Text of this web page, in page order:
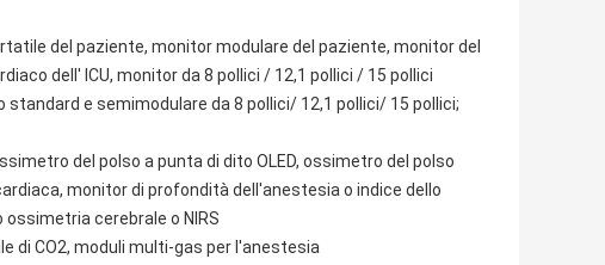
del paziente, monitor modulare del paziente, monitor del
dell' ICU, monitor da 8 pollici / 12,1 pollici / 15 pollici
standard e semimodulare da 8 pollici/ 12,1 pollici/ 15 pollici;
del polso a punta di dito OLED, ossimetro del polso
monitor di profondità dell'anestesia o indice dello
cerebrale o NIRS
di CO2, moduli multi-gas per l'anestesia